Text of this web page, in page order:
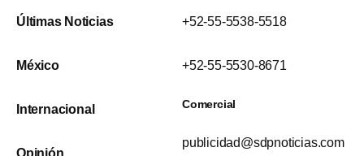
Últimas Noticias
México
Internacional
+52-55-5538-5518
+52-55-5530-8671
Comercial
publicidad@sdpnoticias.com